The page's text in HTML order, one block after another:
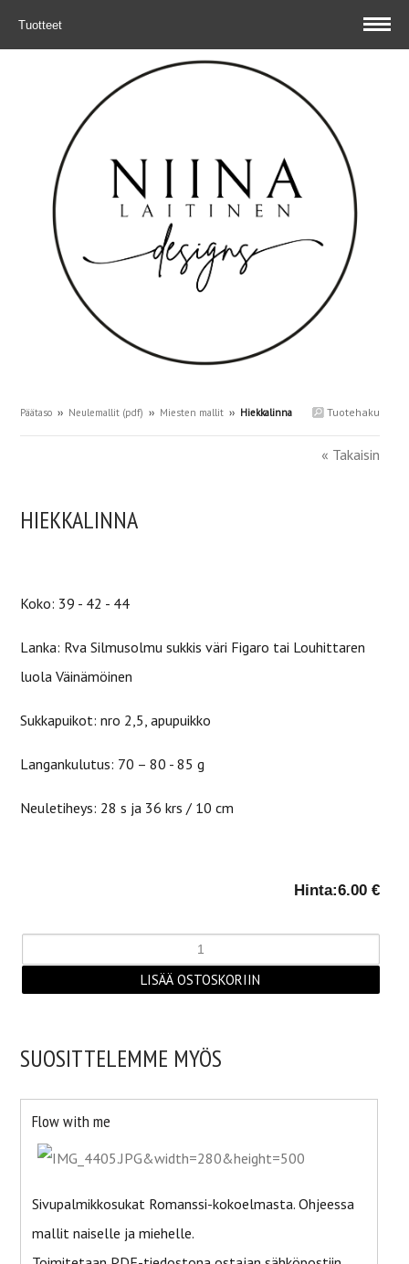
Tuotteet
Tuotehaku
Päätaso ›› Neulemallit (pdf) ›› Miesten mallit ›› Hiekkalinna
« Takaisin
HIEKKALINNA
Koko: 39 - 42 - 44
Lanka: Rva Silmusolmu sukkis väri Figaro tai Louhittaren
luola Väinämöinen
Sukkapuikot: nro 2,5, apupuikko
Langankulutus: 70 – 80 - 85 g
Neuletiheys: 28 s ja 36 krs / 10 cm
Hinta:6.00 €
SUOSITTELEMME MYÖS
Flow with me
Sivupalmikkosukat Romanssi-kokoelmasta. Ohjeessa
mallit naiselle ja miehelle.